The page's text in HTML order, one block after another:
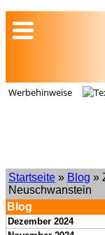
Werbehinweise
Startseite » Blog »
Neuschwanstein
Blog
Dezember 2024